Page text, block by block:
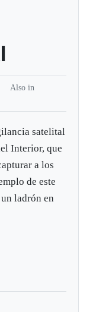
Also in
satelital
Interior, que
a los
de este
ladrón en